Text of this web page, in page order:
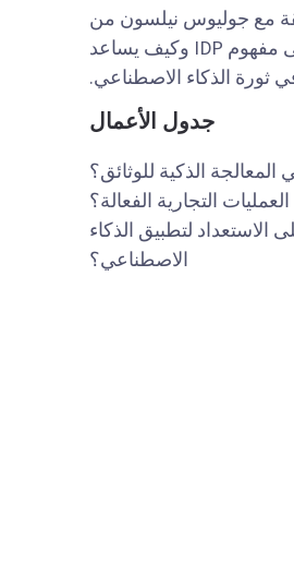
عبر الإنترنت التي تستغرق 30 دقيقة مع جوليوس نيلسون من
Docupath وهنري تايبيلي من Qvalia لتتعرف أكثر على مفهوم IDP وكيف يساعد
ثورة الذكاء الاصطناعي.
جدول الأعمال
المعالجة الذكية للوثائق؟
التجارية الفعالة؟
لتطبيق الذكاء
الاصطناعي؟